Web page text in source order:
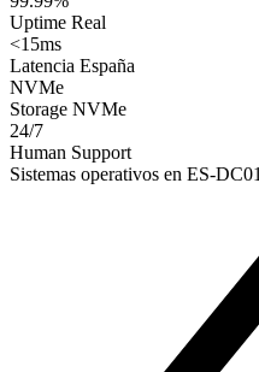
Uptime Real
<15ms
Latencia España
NVMe
Storage NVMe
24/7
Human Support
Sistemas operativos en ES-DC01